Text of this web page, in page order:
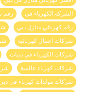
الشركة الكهرباء في
رقم
رقم كهربائي منازل دبي
شركات اعمال كهربائية
شركات الكهرباء في دبيات
شركات كهرباء عالمية
شركات مولدات كهرباء في